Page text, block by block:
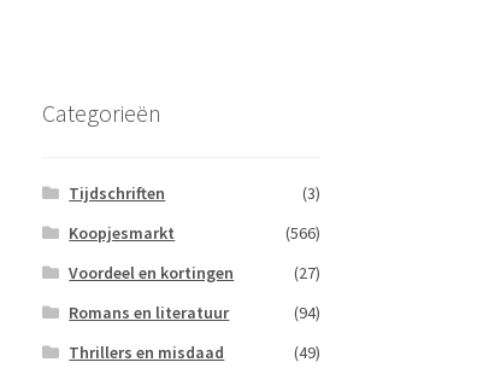
Categorieën
Tijdschriften
(3)
Koopjesmarkt
(566)
Voordeel en kortingen
(27)
Romans en literatuur
(94)
Thrillers en misdaad
(49)